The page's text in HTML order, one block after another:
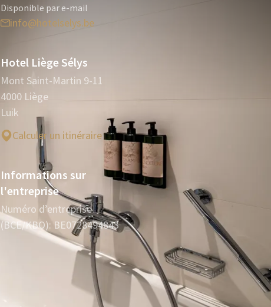
Disponible par e-mail
info@hotelselys.be
Hotel Liège Sélys
Mont Saint-Martin 9-11
4000 Liège
Luik
Calculer un itinéraire
Informations sur
l'entreprise
Numéro d’entreprise
(BCE/KBO): BE0728494843